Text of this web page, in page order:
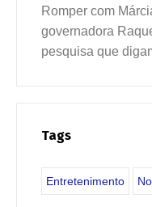
Romper com
governadora
pesquisa que
Tags
Entretenimento